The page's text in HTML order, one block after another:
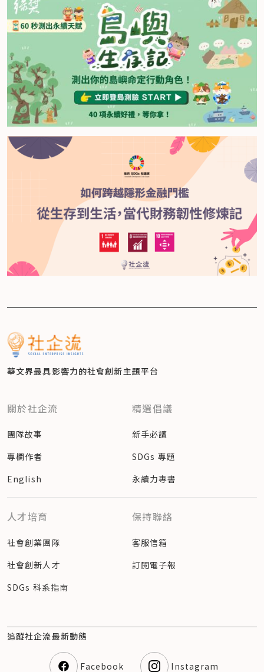
華文界最具影響力的社會創新主題平台
關於社企流
團隊故事
專欄作者
English
精選倡議
新手必讀
SDGs 專題
永續力專書
人才培育
社會創業團隊
社會創新人才
SDGs 科系指南
保持聯絡
客服信箱
訂閱電子報
追蹤社企流最新動態
Facebook Instagram